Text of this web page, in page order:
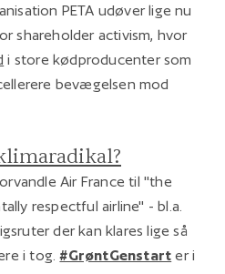
PETA udøver lige nu
shareholder activism, hvor
i store kødproducenter som
bevægelsen mod
Air France til "the
respectful airline" - bl.a.
der kan klares lige så
i tog.#GrøntGenstart er i